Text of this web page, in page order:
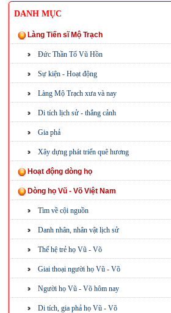
DANH MỤC
Làng Tiến sĩ Mộ Trạch
Đức Thần Tổ Vũ Hồn
Sự kiện - Hoạt động
Làng Mộ Trạch xưa và nay
Di tích lịch sử - thắng cảnh
Gia phả
Xây dựng phát triển quê hương
Hoạt động dòng họ
Dòng họ Vũ - Võ Việt Nam
Tìm về cội nguồn
Danh nhân, nhân vật lịch sử
Thế hệ trẻ họ Vũ - Võ
Giai thoại người họ Vũ - Võ
Người họ Vũ - Võ hôm nay
Di tích, gia phả họ Vũ - Võ